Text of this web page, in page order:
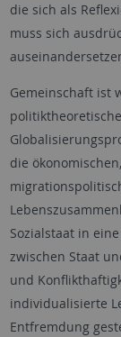
die sich als
muss sich
Gemeinschaft ist
die
Sozialstaat in
zwischen Staat
und
individualisierte
Entfremdung